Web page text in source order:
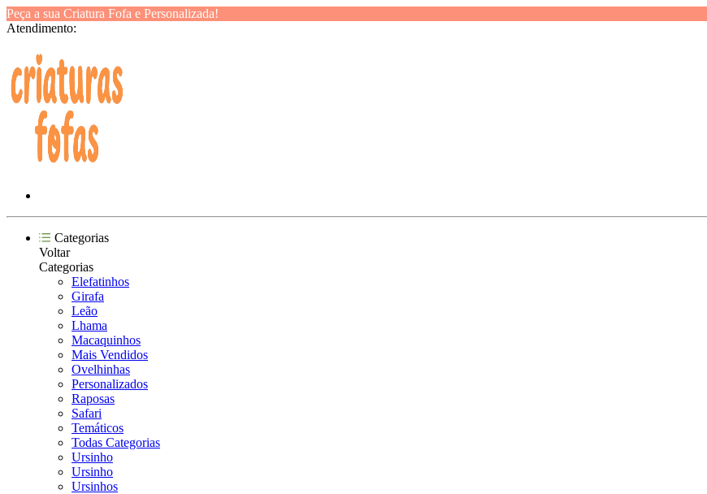
Peça a sua Criatura Fofa e Personalizada!
Atendimento:
Categorias
Voltar
Categorias
Elefatinhos
Girafa
Leão
Lhama
Macaquinhos
Mais Vendidos
Ovelhinhas
Personalizados
Raposas
Safari
Temáticos
Todas Categorias
Ursinho
Ursinho
Ursinhos